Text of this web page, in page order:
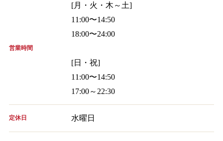
営業時間
[月・火・木～土]
11:00〜14:50
18:00〜24:00
[日・祝]
11:00〜14:50
17:00～22:30
定休日 水曜日